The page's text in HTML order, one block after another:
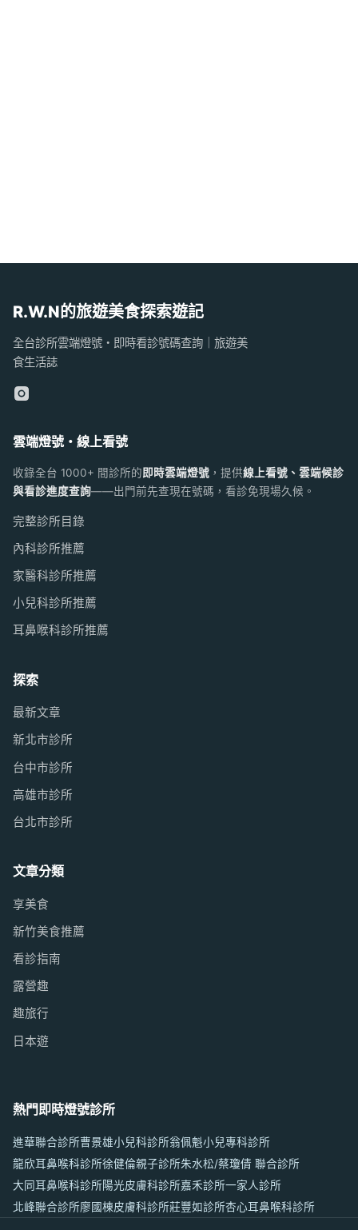
R.W.N的旅遊美食探索遊記
全台診所雲端燈號・即時看診號碼查詢｜旅遊美
食生活誌
雲端燈號・線上看號
收錄全台 1000+ 間診所的 即時雲端燈號 ，提供線上看號、雲端候診
與看診進度查詢——出門前先查現在號碼，看診免現場久候。
完整診所目錄
內科診所推薦
家醫科診所推薦
小兒科診所推薦
耳鼻喉科診所推薦
探索
最新文章
新北市診所
台中市診所
高雄市診所
台北市診所
文章分類
享美食
新竹美食推薦
看診指南
露營趣
趣旅行
日本遊
熱門即時燈號診所
進華聯合診所曹景雄小兒科診所翁佩魁小兒專科診所
龍欣耳鼻喉科診所徐健倫親子診所朱水松/蔡瓊倩 聯合診所
大同耳鼻喉科診所陽光皮膚科診所嘉禾診所一家人診所
北峰聯合診所廖國棟皮膚科診所莊豐如診所杏心耳鼻喉科診所